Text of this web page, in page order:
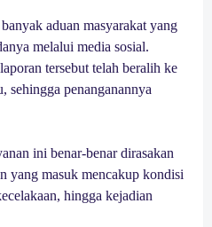
aduan masyarakat yang
melalui media sosial.
tersebut telah beralih ke
sehingga penanganannya
ini benar-benar dirasakan
yang masuk mencakup kondisi
hingga kejadian